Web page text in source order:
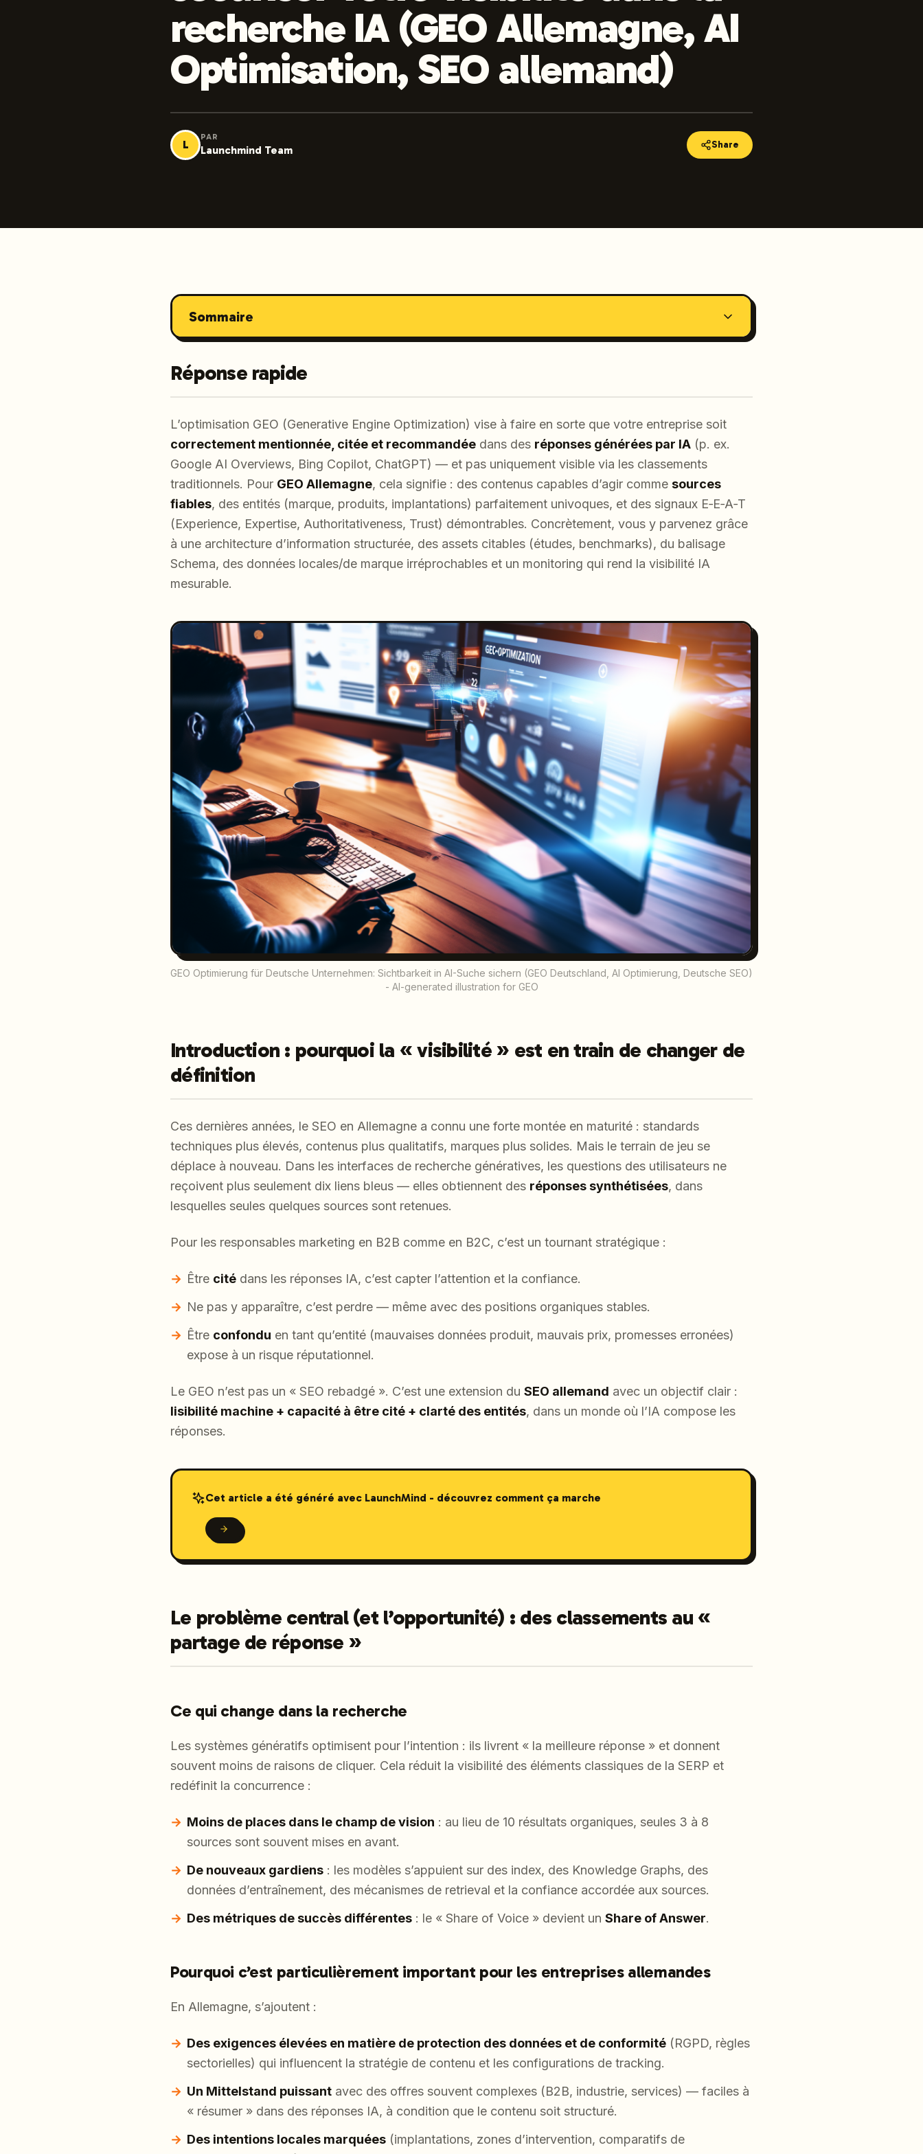
recherche IA (GEO Allemagne, AI
Optimisation, SEO allemand)
L
PAR
Launchmind Team Share
Sommaire
Réponse rapide
L’optimisation GEO (Generative Engine Optimization) vise à faire en sorte que votre entreprise soit
correctement mentionnée, citée et recommandée dans des réponses générées par IA (p. ex.
Google AI Overviews, Bing Copilot, ChatGPT) — et pas uniquement visible via les classements
traditionnels. Pour GEO Allemagne, cela signifie : des contenus capables d’agir comme sources
fiables, des entités (marque, produits, implantations) parfaitement univoques, et des signaux E‑E‑A‑T
(Experience, Expertise, Authoritativeness, Trust) démontrables. Concrètement, vous y parvenez grâce
à une architecture d’information structurée, des assets citables (études, benchmarks), du balisage
Schema, des données locales/de marque irréprochables et un monitoring qui rend la visibilité IA
mesurable.
GEO Optimierung für Deutsche Unternehmen: Sichtbarkeit in AI-Suche sichern (GEO Deutschland, AI Optimierung, Deutsche SEO)
- AI-generated illustration for GEO
Introduction : pourquoi la « visibilité » est en train de changer de
définition
Ces dernières années, le SEO en Allemagne a connu une forte montée en maturité : standards
techniques plus élevés, contenus plus qualitatifs, marques plus solides. Mais le terrain de jeu se
déplace à nouveau. Dans les interfaces de recherche génératives, les questions des utilisateurs ne
reçoivent plus seulement dix liens bleus — elles obtiennent des réponses synthétisées, dans
lesquelles seules quelques sources sont retenues.
Pour les responsables marketing en B2B comme en B2C, c’est un tournant stratégique :
Être cité dans les réponses IA, c’est capter l’attention et la confiance.
Ne pas y apparaître, c’est perdre — même avec des positions organiques stables.
Être confondu en tant qu’entité (mauvaises données produit, mauvais prix, promesses erronées)
expose à un risque réputationnel.
Le GEO n’est pas un « SEO rebadgé ». C’est une extension du SEO allemand avec un objectif clair :
lisibilité machine + capacité à être cité + clarté des entités, dans un monde où l’IA compose les
réponses.
Cet article a été généré avec LaunchMind - découvrez comment ça marche
Le problème central (et l’opportunité) : des classements au «
partage de réponse »
Ce qui change dans la recherche
Les systèmes génératifs optimisent pour l’intention : ils livrent « la meilleure réponse » et donnent
souvent moins de raisons de cliquer. Cela réduit la visibilité des éléments classiques de la SERP et
redéfinit la concurrence :
Moins de places dans le champ de vision : au lieu de 10 résultats organiques, seules 3 à 8
sources sont souvent mises en avant.
De nouveaux gardiens : les modèles s’appuient sur des index, des Knowledge Graphs, des
données d’entraînement, des mécanismes de retrieval et la confiance accordée aux sources.
Des métriques de succès différentes : le « Share of Voice » devient un Share of Answer.
Pourquoi c’est particulièrement important pour les entreprises allemandes
En Allemagne, s’ajoutent :
Des exigences élevées en matière de protection des données et de conformité (RGPD, règles
sectorielles) qui influencent la stratégie de contenu et les configurations de tracking.
Un Mittelstand puissant avec des offres souvent complexes (B2B, industrie, services) — faciles à
« résumer » dans des réponses IA, à condition que le contenu soit structuré.
Des intentions locales marquées (implantations, zones d’intervention, comparatifs de